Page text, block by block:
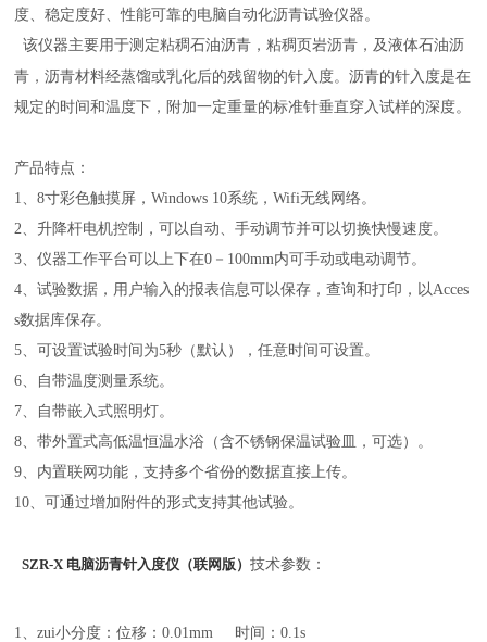
度、稳定度好、性能可靠的电脑自动化沥青试验仪器。
该仪器主要用于测定粘稠石油沥青，粘稠页岩沥青，及液体石油沥
青，沥青材料经蒸馏或乳化后的残留物的针入度。沥青的针入度是在
规定的时间和温度下，附加一定重量的标准针垂直穿入试样的深度。
产品特点：
1、8寸彩色触摸屏，Windows 10系统，Wifi无线网络。
2、升降杆电机控制，可以自动、手动调节并可以切换快慢速度。
3、仪器工作平台可以上下在0－100mm内可手动或电动调节。
4、试验数据，用户输入的报表信息可以保存，查询和打印，以Acces
s数据库保存。
5、可设置试验时间为5秒（默认），任意时间可设置。
6、自带温度测量系统。
7、自带嵌入式照明灯。
8、带外置式高低温恒温水浴（含不锈钢保温试验皿，可选）。
9、内置联网功能，支持多个省份的数据直接上传。
10、可通过增加附件的形式支持其他试验。
SZR-X 电脑沥青针入度仪（联网版）技术参数：
1、zui小分度：位移：0.01mm 时间：0.1s